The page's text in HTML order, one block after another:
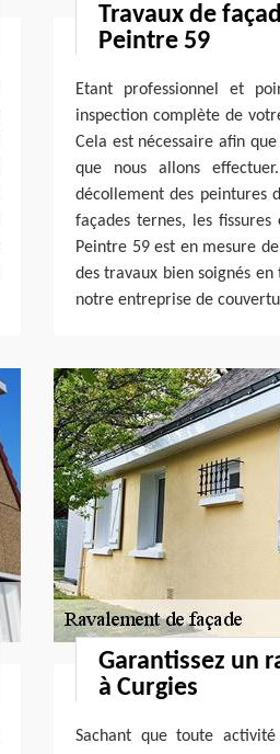
Travaux de
Peintre 59
Etant professionnel et
inspection complète de
Cela est nécessaire afin
que nous allons
décollement des peintures
façades ternes, les
Peintre 59 est en mesure
des travaux bien soignés
notre entreprise de
Garantissez un
à Curgies
Sachant que toute